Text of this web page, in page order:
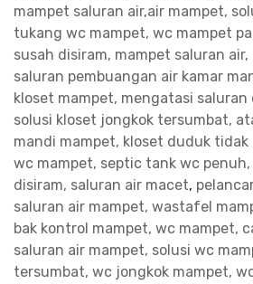
mampet saluran air,air mampet,
tukang wc mampet, wc mampet
susah disiram, mampet saluran
saluran pembuangan air kamar
kloset mampet, mengatasi
solusi kloset jongkok tersumbat,
mandi mampet, kloset duduk tidak
wc mampet, septic tank wc
disiram, saluran air macet,
saluran air mampet, wastafel
bak kontrol mampet, wc mampet,
saluran air mampet, solusi wc
tersumbat, wc jongkok mampet,